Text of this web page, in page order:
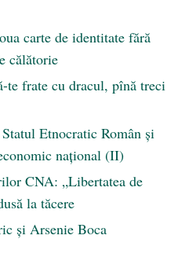
carte de identitate fără
călătorie
te frate cu dracul, pînă treci
Etnocratic Român şi
naţional (II)
CNA: „Libertatea de
la tăcere
şi Arsenie Boca